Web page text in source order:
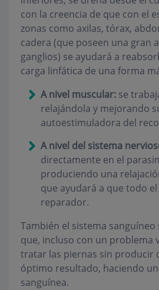
con la creencia de que con el
zonas como axilas, tórax,
cadera (que poseen una gran
ganglios) se ayudará a
carga linfática de una forma
A nivel muscular: se
relajándola y mejorando
autoestimuladora del
A nivel del sistema
directamente en el
produciendo una
que ayudará a que todo
reparador.
También el sistema sanguíneo
que, incluso con un problema
tratar las piernas sin producir
óptimo resultado, haciendo
sanguínea.